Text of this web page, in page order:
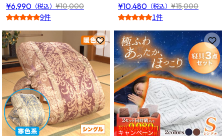
¥6,990 （税込） ¥10,000
9件
¥10,480 （税込） ¥15,000
1件
お気に入りに登録 お
キャンペーン